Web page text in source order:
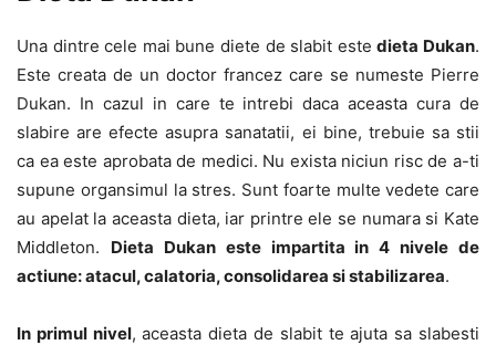
Una dintre cele mai bune diete de slabit estedieta Dukan.
Este creata de un doctor francez care se numeste Pierre
Dukan. In cazul in care te intrebi daca aceasta cura de
slabire are efecte asupra sanatatii, ei bine, trebuie sa stii
ca ea este aprobata de medici. Nu exista niciun risc de a-ti
supune organsimul la stres. Sunt foarte multe vedete care
au apelat la aceasta dieta, iar printre ele se numara si Kate
Middleton. Dieta Dukan este impartita in 4 nivele de
actiune: atacul, calatoria, consolidarea si stabilizarea.
In primul nivel, aceasta dieta de slabit te ajuta sa slabesti